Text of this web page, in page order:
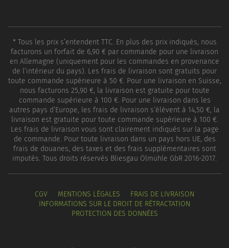
* Tous les prix s’entendent TTC. En plus des prix indiqués, nous
facturons un forfait de 6,90 € par commande pour une livraison
en Allemagne (uniquement pour les commandes en provenance
de l’intérieur du pays). Les frais de livraison sont gratuits pour
toute commande supérieure à 50 €. Pour une livraison en Suisse,
nous facturons 25,90 €, la livraison est gratuite pour toute
commande supérieure à 100 €. Pour une livraison dans les
autres pays d’Europe, les frais de livraison s’élèvent à 14,50 €, la
livraison est gratuite pour toute commande supérieure à 100 €.
Les frais de livraison vous sont clairement indiqués sur la page
de commande. Pour toute livraison dans un pays hors UE, des
frais de douanes, des taxes et des frais supplémentaires sont
imputés. Tous droits réservés Bliesgau Ölmühle GbR 2016-2017.
CGV MENTIONS LÉGALES
FRAIS DE LIVRAISON
INFORMATIONS SUR LE DROIT DE RÉTRACTATION
PROTECTION DES DONNÉES